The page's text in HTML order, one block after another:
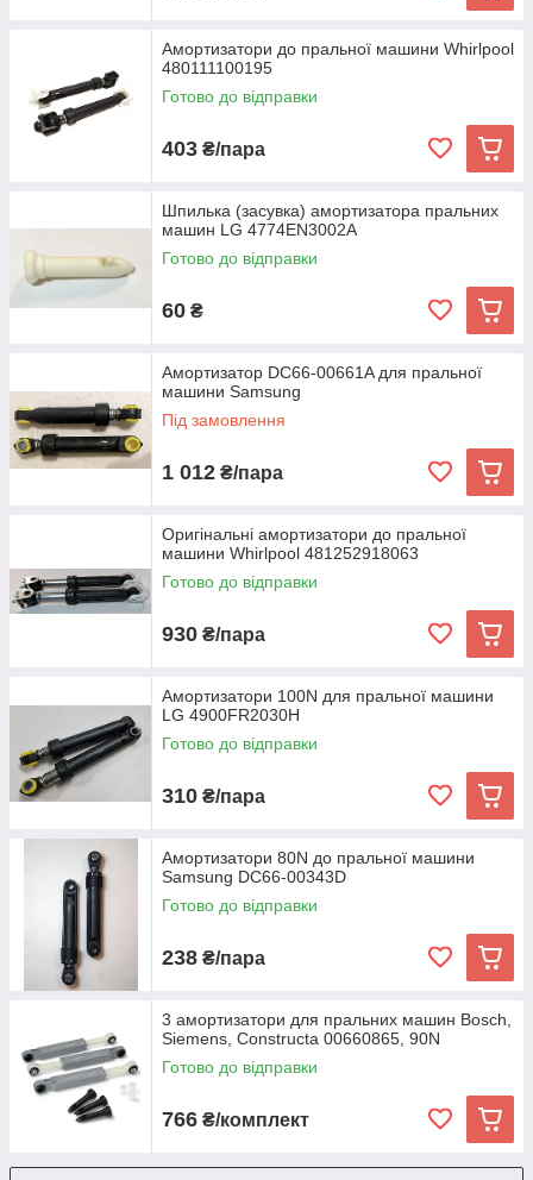
Амортизатори до пральної машини Whirlpool
480111100195
Готово до відправки
403 ₴/пара
Шпилька (засувка) амортизатора пральних
машин LG 4774EN3002A
Готово до відправки
60 ₴
Амортизатор DC66-00661A для пральної
машини Samsung
Під замовлення
1 012 ₴/пара
Оригінальні амортизатори до пральної
машини Whirlpool 481252918063
Готово до відправки
930 ₴/пара
Амортизатори 100N для пральної машини
LG 4900FR2030H
Готово до відправки
310 ₴/пара
Амортизатори 80N до пральної машини
Samsung DC66-00343D
Готово до відправки
238 ₴/пара
3 амортизатори для пральних машин Bosch,
Siemens, Constructa 00660865, 90N
Готово до відправки
766 ₴/комплект